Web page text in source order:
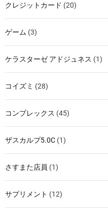
クレジットカード (20)
ゲーム (3)
ケラスターゼ アドジュネス (1)
コイズミ (28)
コンプレックス (45)
ザスカルプ5.0C (1)
さすまた店員 (1)
サプリメント (12)